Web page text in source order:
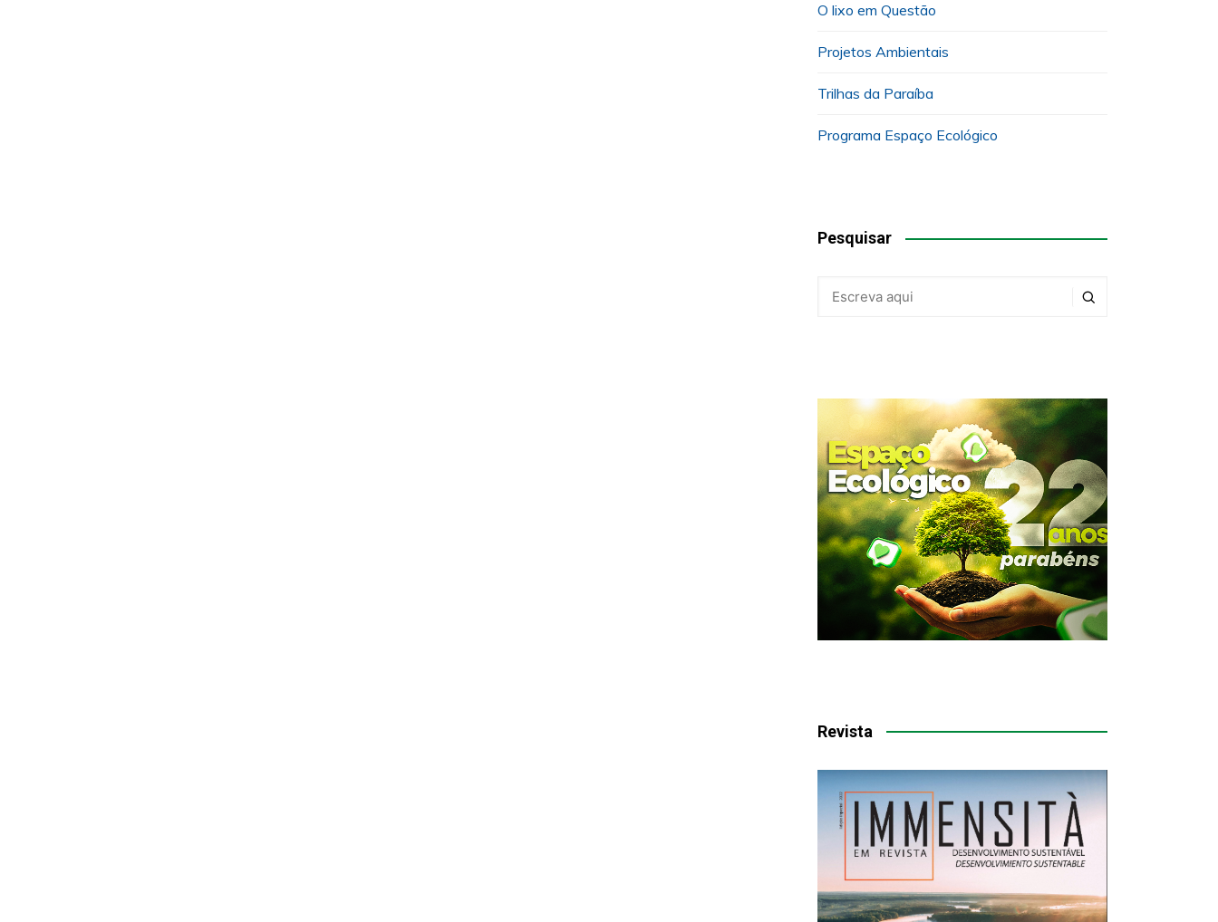
O lixo em Questão
Projetos Ambientais
Trilhas da Paraíba
Programa Espaço Ecológico
Pesquisar
Revista